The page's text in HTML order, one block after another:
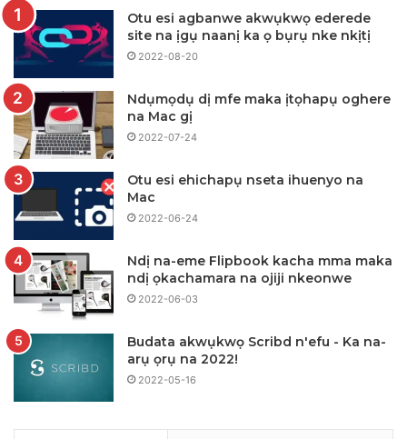
Otu esi agbanwe akwụkwọ ederede
site na ịgụ naanị ka ọ bụrụ nke nkịtị
2022-08-20
Ndụmọdụ dị mfe maka ịtọhapụ oghere
na Mac gị
2022-07-24
Otu esi ehichapụ nseta ihuenyo na
Mac
2022-06-24
Ndị na-eme Flipbook kacha mma maka
ndị ọkachamara na ojiji nkeonwe
2022-06-03
Budata akwụkwọ Scribd n'efu - Ka na-
arụ ọrụ na 2022!
2022-05-16